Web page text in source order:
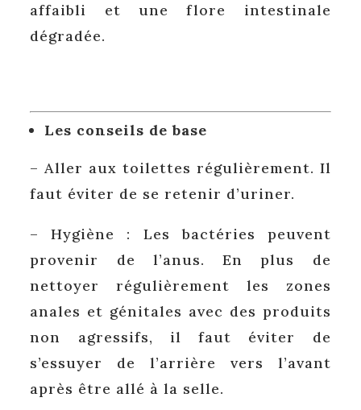
affaibli et une flore intestinale
dégradée.
Les conseils de base
– Aller aux toilettes régulièrement. Il
faut éviter de se retenir d’uriner.
– Hygiène : Les bactéries peuvent
provenir de l’anus. En plus de
nettoyer régulièrement les zones
anales et génitales avec des produits
non agressifs, il faut éviter de
s’essuyer de l’arrière vers l’avant
après être allé à la selle.